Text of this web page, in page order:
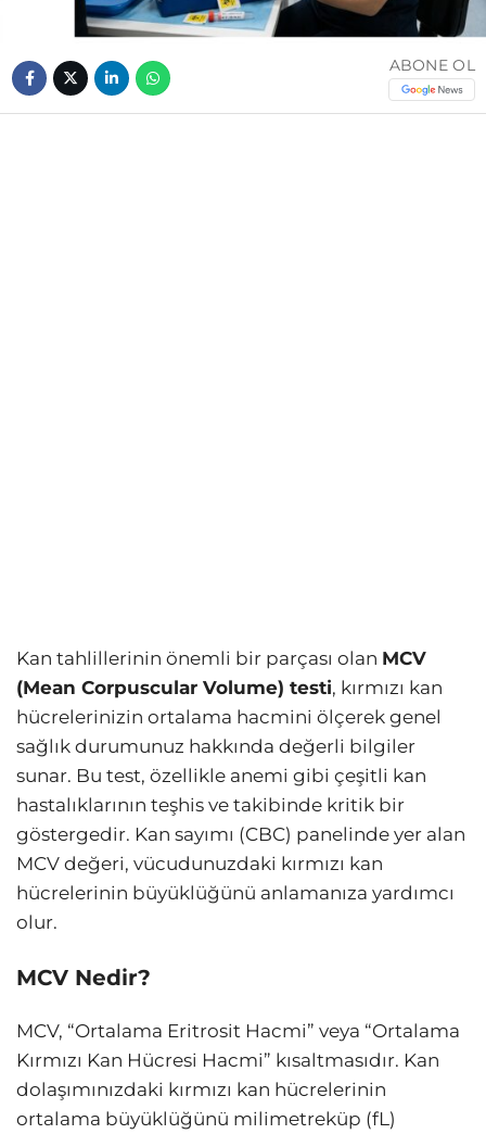
ABONE OL
Kan tahlillerinin önemli bir parçası olan MCV
(Mean Corpuscular Volume) testi, kırmızı kan
hücrelerinizin ortalama hacmini ölçerek genel
sağlık durumunuz hakkında değerli bilgiler
sunar. Bu test, özellikle anemi gibi çeşitli kan
hastalıklarının teşhis ve takibinde kritik bir
göstergedir. Kan sayımı (CBC) panelinde yer alan
MCV değeri, vücudunuzdaki kırmızı kan
hücrelerinin büyüklüğünü anlamanıza yardımcı
olur.
MCV Nedir?
MCV, “Ortalama Eritrosit Hacmi” veya “Ortalama
Kırmızı Kan Hücresi Hacmi” kısaltmasıdır. Kan
dolaşımınızdaki kırmızı kan hücrelerinin
ortalama büyüklüğünü milimetreküp (fL)